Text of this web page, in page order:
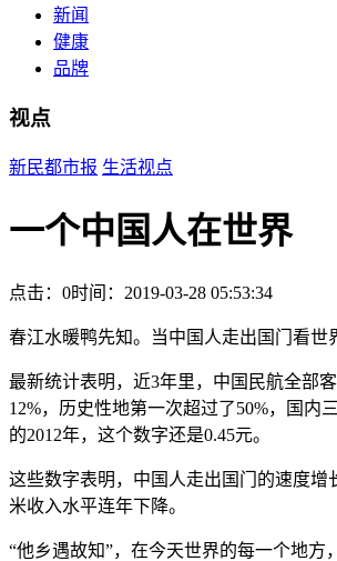
新闻
健康
品牌
视点
新民都市报 生活视点
一个中国人在世界
点击：0时间：2019-03-28 05:53:34
春江水暖鸭先知。当中国人走出国门看世
最新统计表明，近3年里，中国民航全部
12%，历史性地第一次超过了50%，国内
的2012年，这个数字还是0.45元。
这些数字表明，中国人走出国门的速度
米收入水平连年下降。
“他乡遇故知”，在今天世界的每一个地